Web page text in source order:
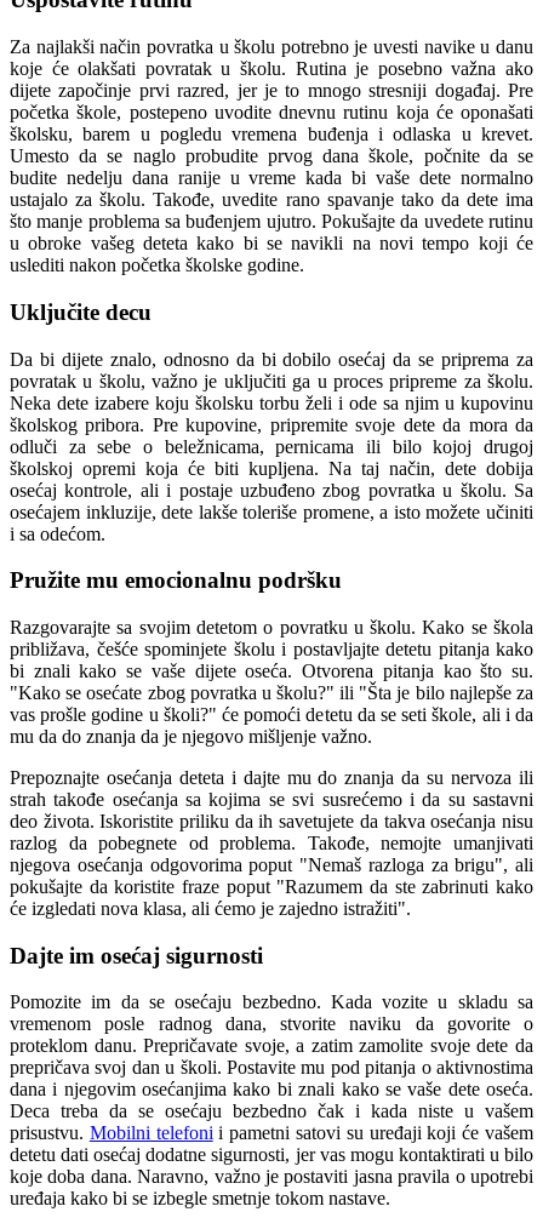
Za najlakši način povratka u školu potrebno je uvesti navike u danu
koje će olakšati povratak u školu. Rutina je posebno važna ako
dijete započinje prvi razred, jer je to mnogo stresniji događaj. Pre
početka škole, postepeno uvodite dnevnu rutinu koja će oponašati
školsku, barem u pogledu vremena buđenja i odlaska u krevet.
Umesto da se naglo probudite prvog dana škole, počnite da se
budite nedelju dana ranije u vreme kada bi vaše dete normalno
ustajalo za školu. Takođe, uvedite rano spavanje tako da dete ima
što manje problema sa buđenjem ujutro. Pokušajte da uvedete rutinu
u obroke vašeg deteta kako bi se navikli na novi tempo koji će
uslediti nakon početka školske godine.
Uključite decu
Da bi dijete znalo, odnosno da bi dobilo osećaj da se priprema za
povratak u školu, važno je uključiti ga u proces pripreme za školu.
Neka dete izabere koju školsku torbu želi i ode sa njim u kupovinu
školskog pribora. Pre kupovine, pripremite svoje dete da mora da
odluči za sebe o beležnicama, pernicama ili bilo kojoj drugoj
školskoj opremi koja će biti kupljena. Na taj način, dete dobija
osećaj kontrole, ali i postaje uzbuđeno zbog povratka u školu. Sa
osećajem inkluzije, dete lakše toleriše promene, a isto možete učiniti
i sa odećom.
Pružite mu emocionalnu podršku
Razgovarajte sa svojim detetom o povratku u školu. Kako se škola
približava, češće spominjete školu i postavljajte detetu pitanja kako
bi znali kako se vaše dijete oseća. Otvorena pitanja kao što su.
"Kako se osećate zbog povratka u školu?" ili "Šta je bilo najlepše za
vas prošle godine u školi?" će pomoći detetu da se seti škole, ali i da
mu da do znanja da je njegovo mišljenje važno.
Prepoznajte osećanja deteta i dajte mu do znanja da su nervoza ili
strah takođe osećanja sa kojima se svi susrećemo i da su sastavni
deo života. Iskoristite priliku da ih savetujete da takva osećanja nisu
razlog da pobegnete od problema. Takođe, nemojte umanjivati
njegova osećanja odgovorima poput "Nemaš razloga za brigu", ali
pokušajte da koristite fraze poput "Razumem da ste zabrinuti kako
će izgledati nova klasa, ali ćemo je zajedno istražiti".
Dajte im osećaj sigurnosti
Pomozite im da se osećaju bezbedno. Kada vozite u skladu sa
vremenom posle radnog dana, stvorite naviku da govorite o
proteklom danu. Prepričavate svoje, a zatim zamolite svoje dete da
prepričava svoj dan u školi. Postavite mu pod pitanja o aktivnostima
dana i njegovim osećanjima kako bi znali kako se vaše dete oseća.
Deca treba da se osećaju bezbedno čak i kada niste u vašem
prisustvu. Mobilni telefonii pametni satovi su uređaji koji će vašem
detetu dati osećaj dodatne sigurnosti, jer vas mogu kontaktirati u bilo
koje doba dana. Naravno, važno je postaviti jasna pravila o upotrebi
uređaja kako bi se izbegle smetnje tokom nastave.